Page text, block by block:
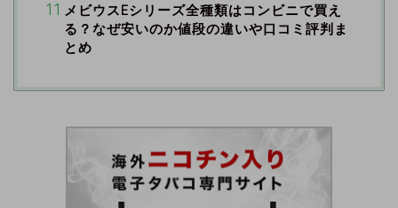
メビウスEシリーズ全種類はコンビニで買え
る？なぜ安いのか値段の違いや口コミ評判ま
とめ